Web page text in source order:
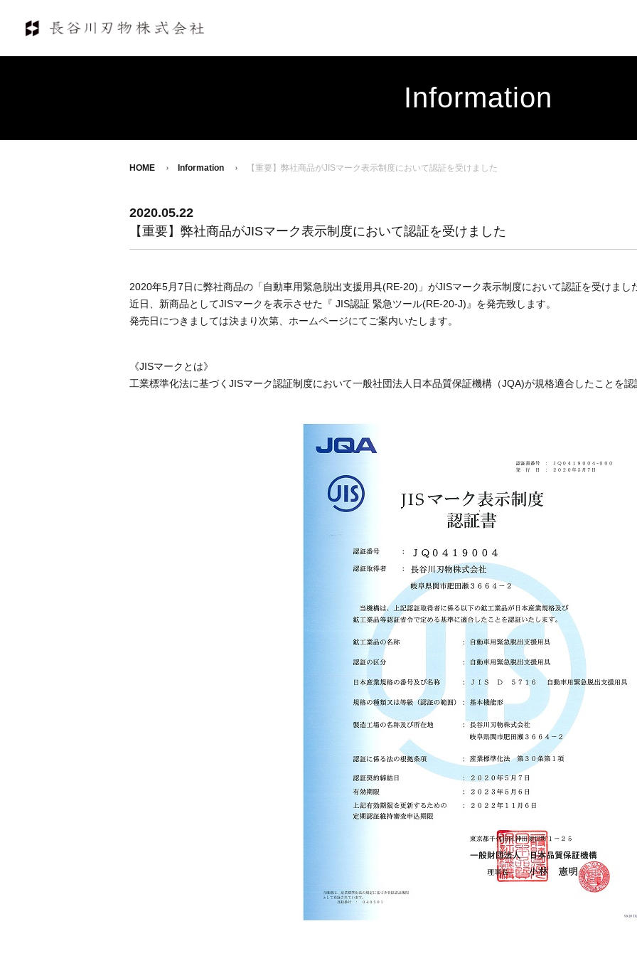
Information
HOME Information 【重要】弊社商品がJISマーク表示制度において認証を受けました
2020.05.22
【重要】弊社商品がJISマーク表示制度において認証を受けました
2020年5月7日に弊社商品の「自動車用緊急脱出支援用具(RE-20)」がJISマーク表示制度において認証を受けまし
近日、新商品としてJISマークを表示させた『 JIS認証 緊急ツール(RE-20-J)』を発売致します。
発売日につきましては決まり次第、ホームページにてご案内いたします。
《JISマークとは》
工業標準化法に基づくJISマーク認証制度において一般社団法人日本品質保証機構（JQA)が規格適合したことを